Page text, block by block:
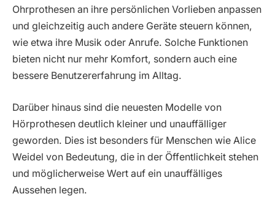
Ohrprothesen an ihre persönlichen Vorlieben anpassen
und gleichzeitig auch andere Geräte steuern können,
wie etwa ihre Musik oder Anrufe. Solche Funktionen
bieten nicht nur mehr Komfort, sondern auch eine
bessere Benutzererfahrung im Alltag.
Darüber hinaus sind die neuesten Modelle von
Hörprothesen deutlich kleiner und unauffälliger
geworden. Dies ist besonders für Menschen wie Alice
Weidel von Bedeutung, die in der Öffentlichkeit stehen
und möglicherweise Wert auf ein unauffälliges
Aussehen legen.